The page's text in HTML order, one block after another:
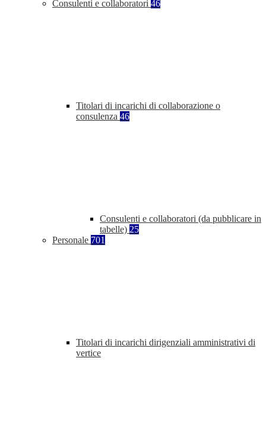
Consulenti e collaboratori 46
Titolari di incarichi di collaborazione o
consulenza 46
Consulenti e collaboratori (da pubblicare in
tabelle) 25
Personale 701
Titolari di incarichi dirigenziali amministrativi di
vertice